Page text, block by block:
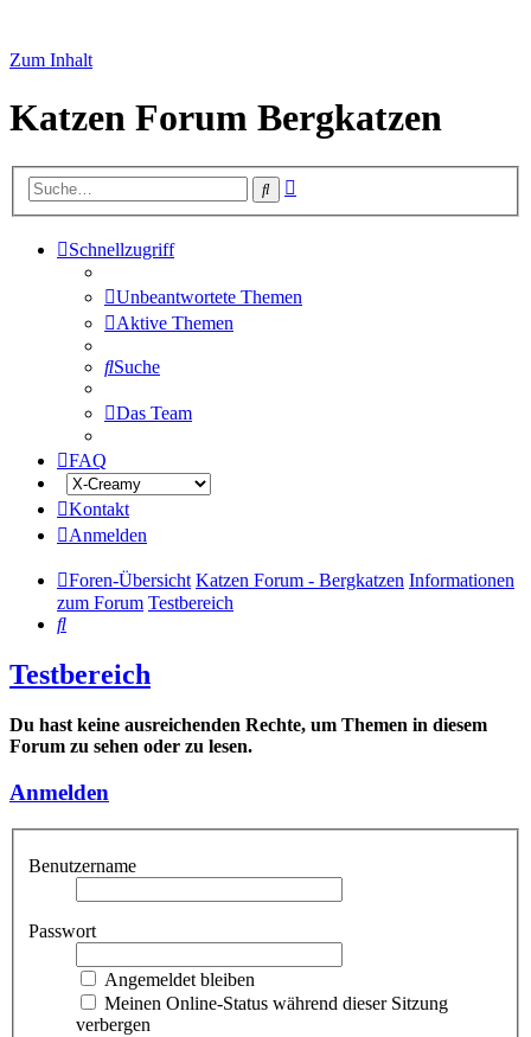
Zum Inhalt
Katzen Forum Bergkatzen
Suche
Schnellzugriff
Unbeantwortete Themen
Aktive Themen
Suche
Das Team
FAQ
Kontakt
Anmelden
Foren-Übersicht Katzen Forum - Bergkatzen Informationen
zum Forum Testbereich
Suche
Testbereich
Du hast keine ausreichenden Rechte, um Themen in diesem
Forum zu sehen oder zu lesen.
Anmelden
Benutzername
Passwort
Angemeldet bleiben
Meinen Online-Status während dieser Sitzung
verbergen